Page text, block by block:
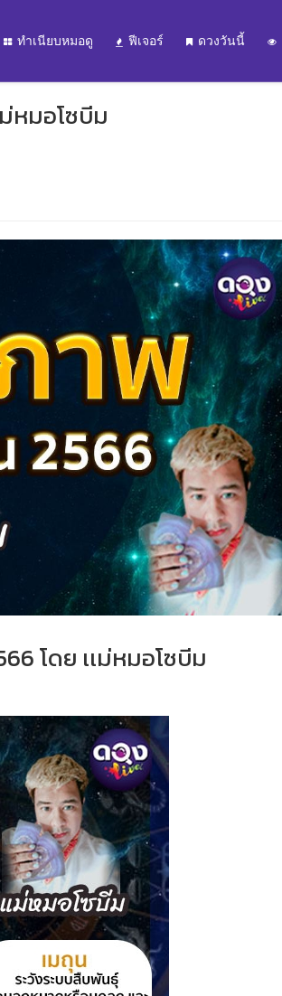
ทำเนียบหมอดู ฟีเจอร์ ดวงวันนี้
หมอโซบีม
โดย เเม่หมอโซบีม